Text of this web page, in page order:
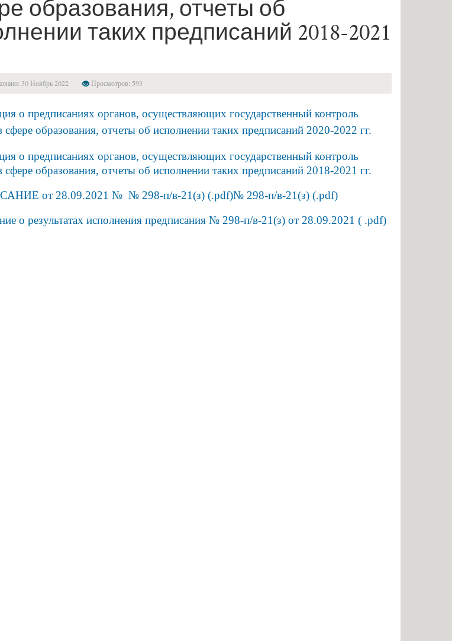
образования, отчеты об
таких предписаний 2018-2021
30 Ноябрь 2022 Просмотров: 593
о предписаниях органов, осуществляющих государственный контроль
сфере образования, отчеты об исполнении таких предписаний 2020-2022 гг.
о предписаниях органов, осуществляющих государственный контроль
сфере образования, отчеты об исполнении таких предписаний 2018-2021 гг.
от 28.09.2021 № № 298-п/в-21(з) (.pdf)№ 298-п/в-21(з) (.pdf)
о результатах исполнения предписания № 298-п/в-21(з) от 28.09.2021 ( .pdf)